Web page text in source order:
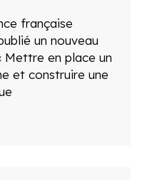
française
un nouveau
en place un
et construire une